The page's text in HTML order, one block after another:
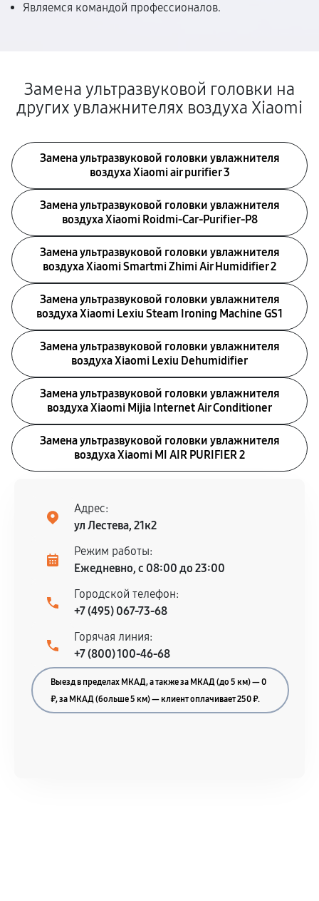
Являемся командой профессионалов.
Замена ультразвуковой головки на
других увлажнителях воздуха Xiaomi
Замена ультразвуковой головки увлажнителя
воздуха Xiaomi air purifier 3
Замена ультразвуковой головки увлажнителя
воздуха Xiaomi Roidmi-Car-Purifier-P8
Замена ультразвуковой головки увлажнителя
воздуха Xiaomi Smartmi Zhimi Air Humidifier 2
Замена ультразвуковой головки увлажнителя
воздуха Xiaomi Lexiu Steam Ironing Machine GS1
Замена ультразвуковой головки увлажнителя
воздуха Xiaomi Lexiu Dehumidifier
Замена ультразвуковой головки увлажнителя
воздуха Xiaomi Mijia Internet Air Conditioner
Замена ультразвуковой головки увлажнителя
воздуха Xiaomi MI AIR PURIFIER 2
Адрес:
ул Лестева, 21к2
Режим работы:
Ежедневно, с 08:00 до 23:00
Городской телефон:
+7 (495) 067-73-68
Горячая линия:
+7 (800) 100-46-68
Выезд в пределах МКАД, а также за МКАД (до 5 км) — 0
₽, за МКАД (больше 5 км) — клиент оплачивает 250 ₽.